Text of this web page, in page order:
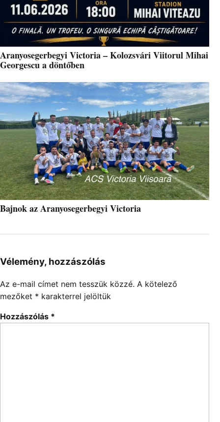
Aranyosegerbegyi Victoria – Kolozsvári Viitorul Mihai
Georgescu a döntőben
Bajnok az Aranyosegerbegyi Victoria
Vélemény, hozzászólás
Az e-mail címet nem tesszük közzé. A kötelező
mezőket * karakterrel jelöltük
Hozzászólás *